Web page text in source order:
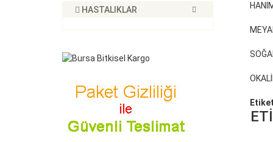
HASTALIKLAR